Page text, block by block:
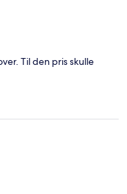
Til den pris skulle